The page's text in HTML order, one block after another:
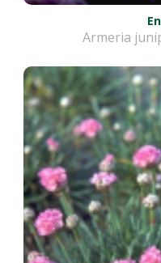
Armeria